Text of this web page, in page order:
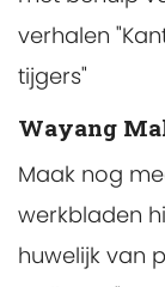
verhalen
tijgers"
Wayang
Maak nog
werkbladen
huwelijk van